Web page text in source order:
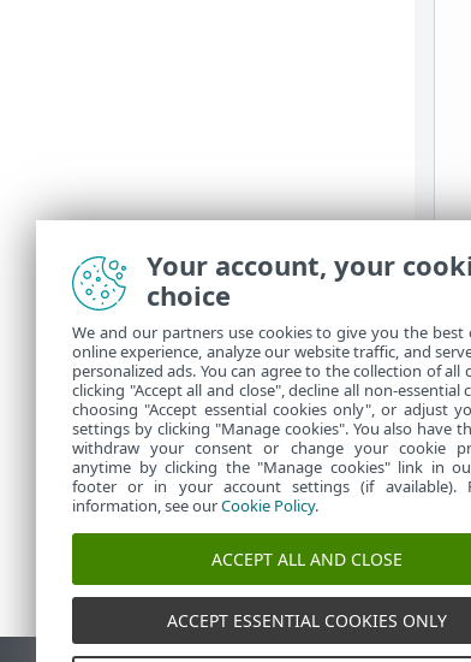
Your account, your
choice
We and our partners use cookies to give you the best
online experience, analyze our website traffic, and
personalized ads. You can agree to the collection of all
clicking "Accept all and close", decline all non-essential
choosing "Accept essential cookies only", or adjust
settings by clicking "Manage cookies". You also have
withdraw your consent or change your cookie
anytime by clicking the "Manage cookies" link in
footer or in your account settings (if available).
information, see ourCookie Policy.
ACCEPT ALL AND CLOSE
ACCEPT ESSENTIAL COOKIES ONLY